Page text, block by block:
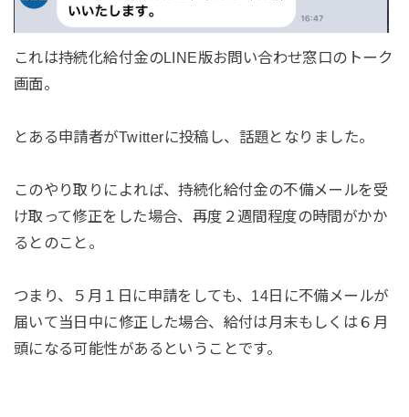
これは持続化給付金のLINE版お問い合わせ窓口のトーク
画面。
とある申請者がTwitterに投稿し、話題となりました。
このやり取りによれば、持続化給付金の不備メールを受
け取って修正をした場合、再度２週間程度の時間がかか
るとのこと。
つまり、５月１日に申請をしても、14日に不備メールが
届いて当日中に修正した場合、給付は月末もしくは６月
頭になる可能性があるということです。